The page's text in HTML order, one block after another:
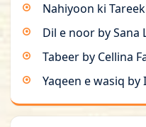
Nahiyoon ki
Dil e noor by Sana
Tabeer by Cellina
Yaqeen e wasiq by